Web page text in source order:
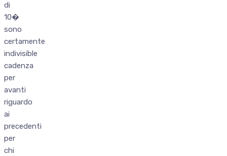
di
10�
sono
certamente
indivisible
cadenza
per
avanti
riguardo
ai
precedenti
per
chi